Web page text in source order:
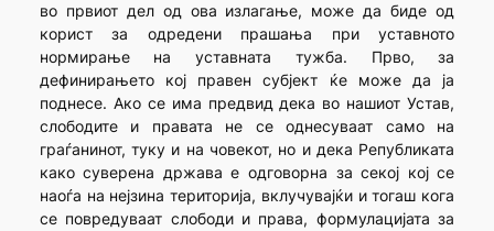
во првиот дел од ова излагање, може да биде од
корист за одредени прашања при уставното
нормирање на уставната тужба. Прво, за
дефинирањето кој правен субјект ќе може да ја
поднесе. Ако се има предвид дека во нашиот Устав,
слободите и правата не се однесуваат само на
граѓанинот, туку и на човекот, но и дека Републиката
како суверена држава е одговорна за секој кој се
наоѓа на нејзина територија, вклучувајќи и тогаш кога
се повредуваат слободи и права, формулацијата за